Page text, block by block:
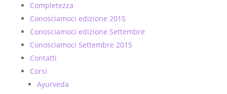
Completezza
Conosciamoci edizione 2015
Conosciamoci edizione Settembre
Conosciamoci Settembre 2015
Contatti
Corsi
Ayurveda